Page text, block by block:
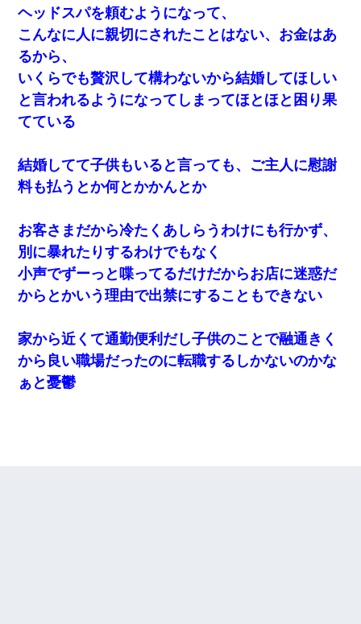
ヘッドスパを頼むようになって、
こんなに人に親切にされたことはない、お金はあ
るから、
いくらでも贅沢して構わないから結婚してほしい
と言われるようになってしまってほとほと困り果
てている
結婚してて子供もいると言っても、ご主人に慰謝
料も払うとか何とかかんとか
お客さまだから冷たくあしらうわけにも行かず、
別に暴れたりするわけでもなく
小声でずーっと喋ってるだけだからお店に迷惑だ
からとかいう理由で出禁にすることもできない
家から近くて通勤便利だし子供のことで融通きく
から良い職場だったのに転職するしかないのかな
ぁと憂鬱